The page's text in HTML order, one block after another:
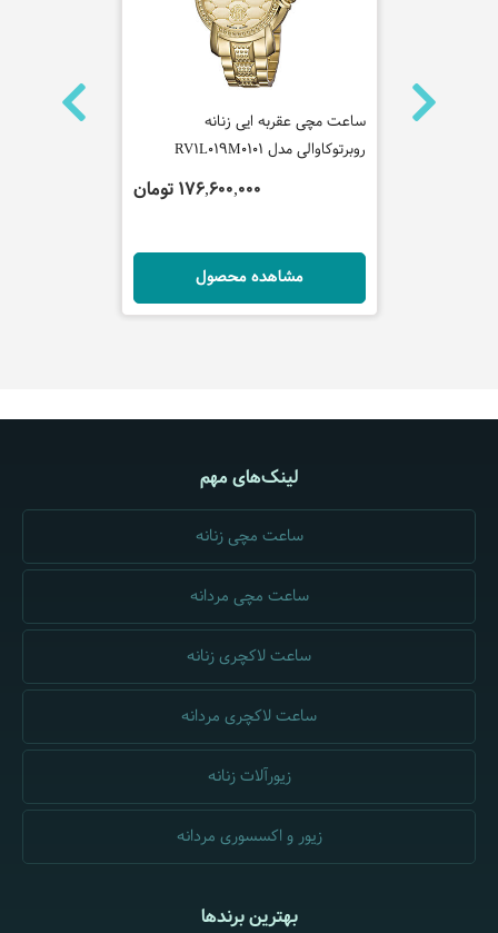
ساعت مچی
ساعت مچی عقربه ایی زنانه
روبرتوکاوالی مدل RV1L019M0101
176,600,000 تومان
مشاهده محصول
لینک‌های مهم
ساعت مچی زنانه
ساعت مچی مردانه
ساعت لاکچری زنانه
ساعت لاکچری مردانه
زیورآلات زنانه
زیور و اکسسوری مردانه
بهترین برندها